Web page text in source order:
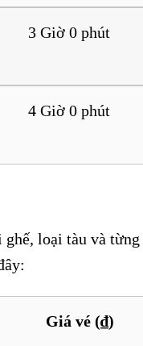
3 Giờ 0 phút
4 Giờ 0 phút
ghế, loại tàu và
Giá vé (₫)